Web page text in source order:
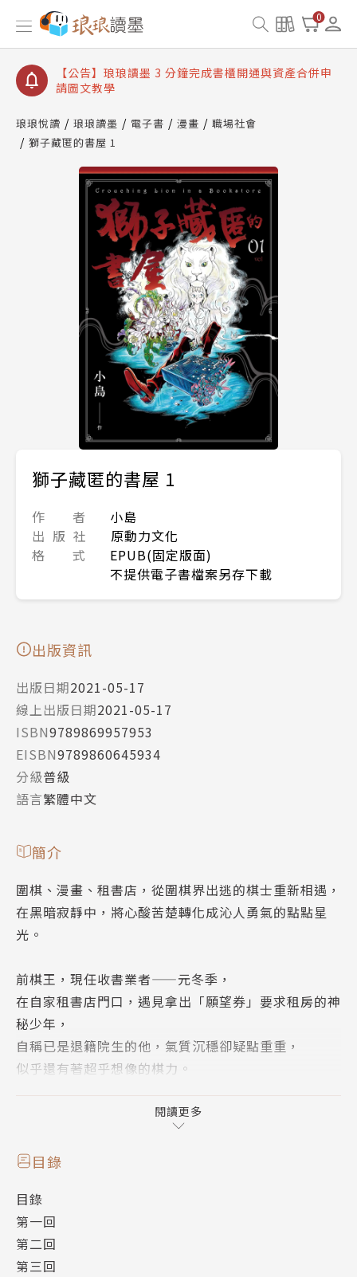
0
【公告】琅琅讀墨數位閱讀資產合併與書櫃開通申請
【公告】琅琅讀墨書櫃開通常見問題
【公告】琅琅讀墨 3 分鐘完成書櫃開通與資產合併申
請圖文教學
查詢
【公告】琅琅讀墨數位閱讀資產合併與書櫃開通申請
琅琅悅讀 琅琅讀墨 電子書 漫畫
職場社會
獅子藏匿的書屋 1
獅子藏匿的書屋 1
作 者
小島
出 版 社
原動力文化
格 式
EPUB(固定版面)
不提供電子書檔案另存下載
出版資訊
出版日期2021-05-17
線上出版日期2021-05-17
ISBN9789869957953
EISBN9789860645934
分級普級
語言繁體中文
簡介
圍棋、漫畫、租書店，從圍棋界出逃的棋士重新相遇，
在黑暗寂靜中，將心酸苦楚轉化成沁人勇氣的點點星
光。
前棋王，現任收書業者——元冬季，
在自家租書店門口，遇見拿出「願望券」要求租房的神
秘少年，
自稱已是退籍院生的他，氣質沉穩卻疑點重重，
似乎還有著超乎想像的棋力。
兩人彼此陪伴，圍棋路上所經歷的無力感與痛楚逐漸療
他們也將迎來不能逃避的難題……
「對我而言，下棋是在寂靜的黑暗中前行。」
閱讀更多
目錄
目錄
第一回
第二回
第三回